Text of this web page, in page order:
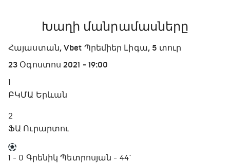
Խաղի մանրամասները
Հայաստան, Vbet Պրեմիեր Լիգա, 5 տուր
23 Օգոստոս 2021 - 19:00
1
ԲԿՄԱ Երևան
2
ՖԱ Ուրարտու
1 - 0 Գրենիկ Պետրոսյան - 44`